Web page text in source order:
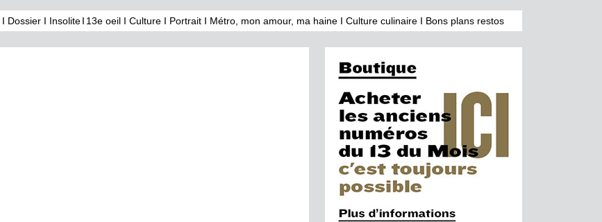
I Dossier I InsoliteI 13e oeil I Culture I Portrait I Métro, mon amour, ma haine I Culture culinaire I Bons plans restos